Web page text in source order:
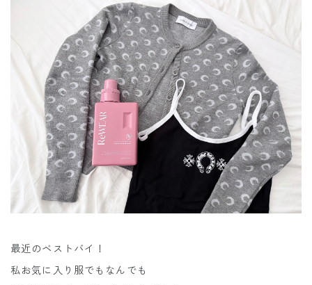
最近のベストバイ！
私お気に入り服でもなんでも